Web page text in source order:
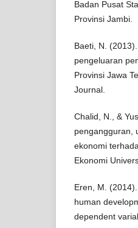
Badan Pusat
Provinsi Jambi.
Baeti, N.
pengeluaran
Provinsi Jawa
Journal.
Chalid, N., &
pengangguran,
ekonomi
Ekonomi
Eren, M.
human
dependent